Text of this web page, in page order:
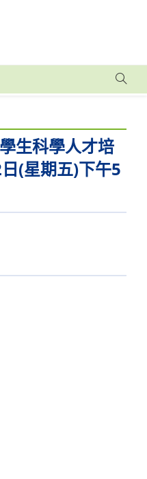
生科學人才培
(星期五)下午5